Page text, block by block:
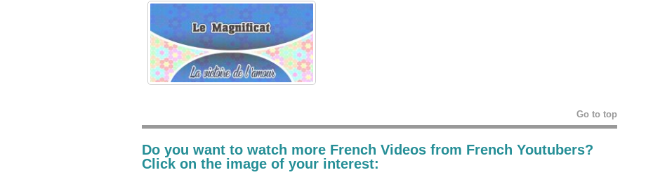
Go to top
Do you want to watch more French Videos from French Youtubers?
Click on the image of your interest: